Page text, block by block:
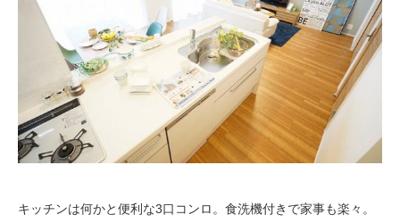
キッチンは何かと便利な3口コンロ。食洗機付きで家事も楽々。